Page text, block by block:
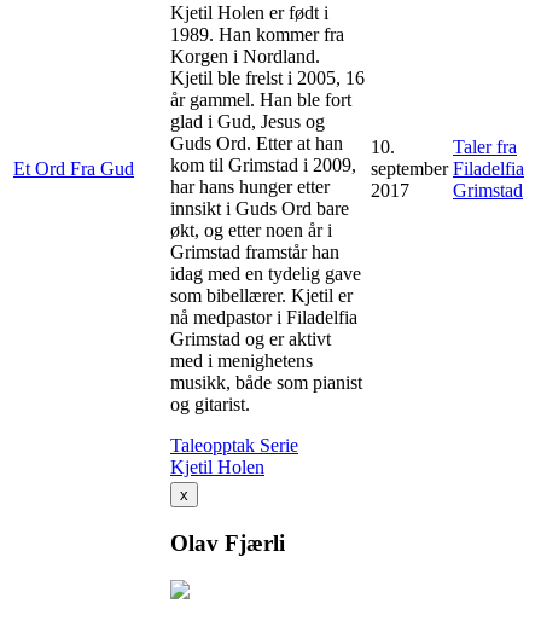
Et Ord Fra Gud
Kjetil Holen er født i
1989. Han kommer fra
Korgen i Nordland.
Kjetil ble frelst i 2005, 16
år gammel. Han ble fort
glad i Gud, Jesus og
Guds Ord. Etter at han
kom til Grimstad i 2009,
har hans hunger etter
innsikt i Guds Ord bare
økt, og etter noen år i
Grimstad framstår han
idag med en tydelig gave
som bibellærer. Kjetil er
nå medpastor i Filadelfia
Grimstad og er aktivt
med i menighetens
musikk, både som pianist
og gitarist.
Taleopptak Serie
Kjetil Holen
10.
september
2017
Taler fra
Filadelfia
Grimstad
x
Olav Fjærli